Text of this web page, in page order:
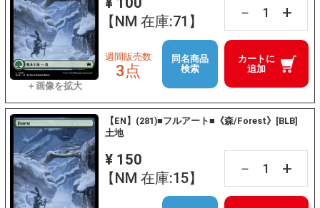
【NM 在庫:71】
－ +
カートに
追加
週間販売数
3点
同名商品
検索
【EN】(281)■フルアート■《森/Forest》[BLB]
土地
¥ 150
【NM 在庫:15】
－ +